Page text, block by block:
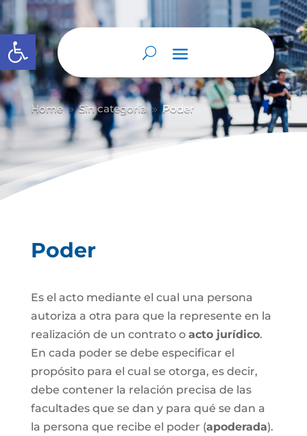
Abrir barra de herramientas
Home 9 Sin categoría 9 Poder
Poder
Es el acto mediante el cual una persona
autoriza a otra para que la represente en la
realización de un contrato o acto jurídico.
En cada poder se debe especificar el
propósito para el cual se otorga, es decir,
debe contener la relación precisa de las
facultades que se dan y para qué se dan a
la persona que recibe el poder (apoderada).